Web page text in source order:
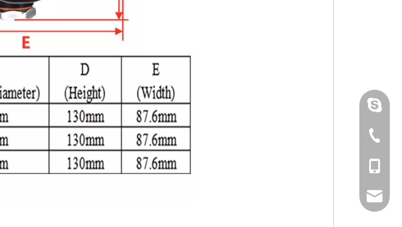
0086-
0086-